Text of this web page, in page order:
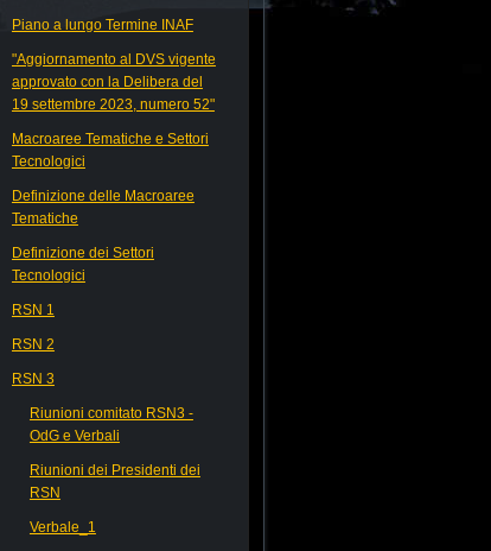
Piano a lungo Termine INAF
"Aggiornamento al DVS vigente
approvato con la Delibera del
19 settembre 2023, numero 52"
Macroaree Tematiche e Settori
Tecnologici
Definizione delle Macroaree
Tematiche
Definizione dei Settori
Tecnologici
RSN 1
RSN 2
RSN 3
Riunioni comitato RSN3 -
OdG e Verbali
Riunioni dei Presidenti dei
RSN
Verbale_1